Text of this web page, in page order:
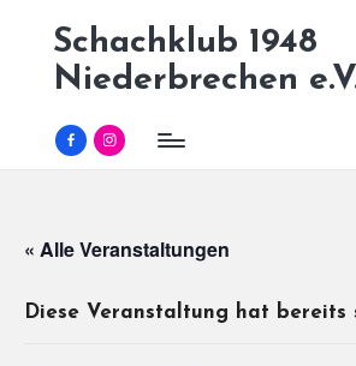
Schachklub 1948
Niederbrechen
Facebook
Instagram
« Alle Veranstaltungen
Diese Veranstaltung hat